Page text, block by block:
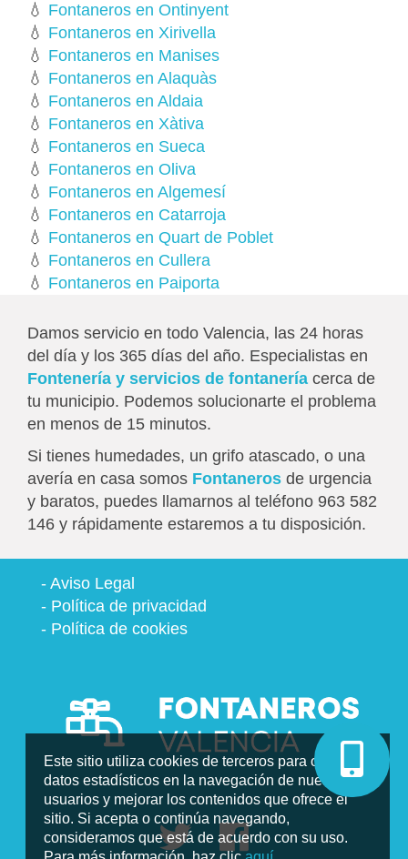
Este sitio utiliza cookies de terceros para obtener
datos estadísticos en la navegación de nuestros
usuarios y mejorar los contenidos que ofrece el
sitio. Si acepta o continúa navegando,
consideramos que está de acuerdo con su uso.
💧 Fontaneros en Ontinyent
💧 Fontaneros en Xirivella
💧 Fontaneros en Manises
💧 Fontaneros en Alaquàs
💧 Fontaneros en Aldaia
💧 Fontaneros en Xàtiva
💧 Fontaneros en Sueca
💧 Fontaneros en Oliva
💧 Fontaneros en Algemesí
💧 Fontaneros en Catarroja
💧 Fontaneros en Quart de Poblet
💧 Fontaneros en Cullera
💧 Fontaneros en Paiporta
Damos servicio en todo Valencia, las 24 horas
del día y los 365 días del año. Especialistas en
Fontenería y servicios de fontanería cerca de
tu municipio. Podemos solucionarte el problema
en menos de 15 minutos.
Si tienes humedades, un grifo atascado, o una
avería en casa somos Fontaneros de urgencia
y baratos, puedes llamarnos al teléfono 963 582
146 y rápidamente estaremos a tu disposición.
- Aviso Legal
- Política de privacidad
- Política de cookies